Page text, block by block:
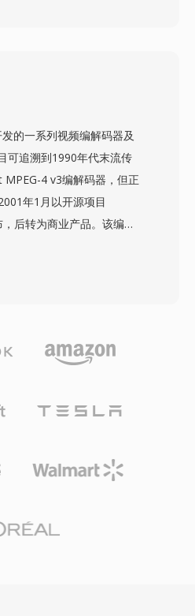
版FLV容器无法高效封装
体平台和网页视频播放器传
。该容器支持渐进式下载
内容发布商提供灵活的分发
的衰落和HTML5视频的兴
创建，但其基于MP4的结构
过现代工具轻松访问。
的一系列视频编解码器及
可追溯到1990年代末流传
4 v3编解码器，但正
年1月以开源项目
后转为商业产品。该编解
2（ASP）压缩，后续版本
和存储都是稀缺资源。
功能，将类似DVD的功能
证成为消费电子产品上的
器还率先采用了基于质量